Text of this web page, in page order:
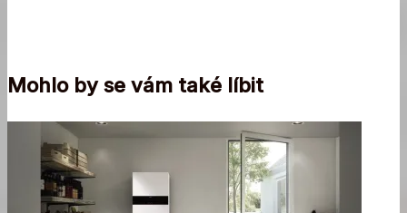
Mohlo by se vám také líbit